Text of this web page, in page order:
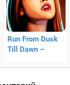
Run From Dusk
Till Dawn –
всему